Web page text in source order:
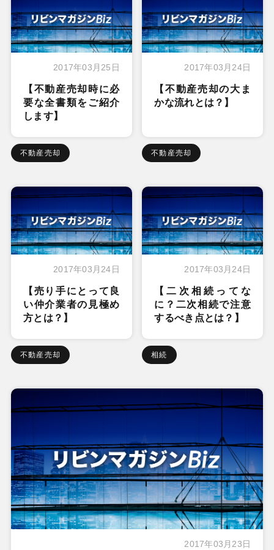
2017年03月25日
【不動産売却時に必
要な全書類をご紹介
します】
不動産売却
2017年03月24日
【不動産売却の大ま
かな流れとは？】
不動産売却
2017年03月24日
【売り手にとって良
い仲介業者の見極め
方とは？】
不動産売却
2017年03月24日
【二次相続ってな
に？二次相続で注意
するべき点とは？】
相続
2017年03月23日